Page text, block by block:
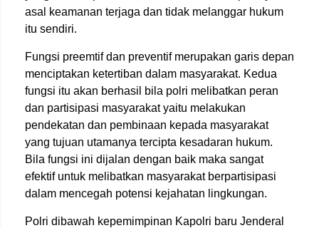
asal keamanan terjaga dan tidak melanggar hukum
itu sendiri.
Fungsi preemtif dan preventif merupakan garis depan
menciptakan ketertiban dalam masyarakat. Kedua
fungsi itu akan berhasil bila polri melibatkan peran
dan partisipasi masyarakat yaitu melakukan
pendekatan dan pembinaan kepada masyarakat
yang tujuan utamanya tercipta kesadaran hukum.
Bila fungsi ini dijalan dengan baik maka sangat
efektif untuk melibatkan masyarakat berpartisipasi
dalam mencegah potensi kejahatan lingkungan.
Polri dibawah kepemimpinan Kapolri baru Jenderal